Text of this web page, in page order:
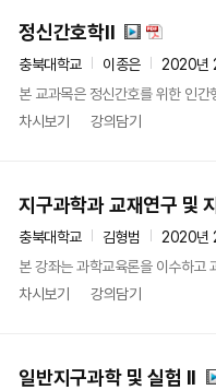
정신간호학II
충북대학교 이종은
2020년
본 교과목은 정신간호를 위한 인
차시보기
강의담기
지구과학과 교재연구 및
충북대학교 김형범
2020년
본 강좌는 과학교육론을 이수하고
차시보기
강의담기
일반지구과학 및 실험 II